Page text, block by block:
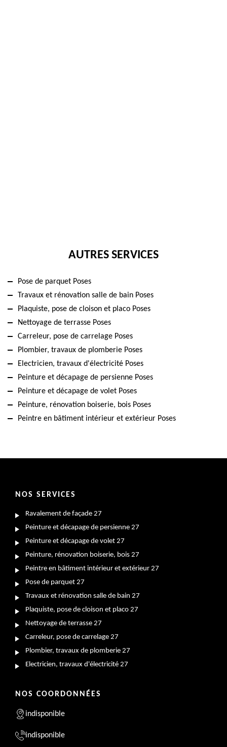
AUTRES SERVICES
Pose de parquet Poses
Travaux et rénovation salle de bain Poses
Plaquiste, pose de cloison et placo Poses
Nettoyage de terrasse Poses
Carreleur, pose de carrelage Poses
Plombier, travaux de plomberie Poses
Electricien, travaux d'électricité Poses
Peinture et décapage de persienne Poses
Peinture et décapage de volet Poses
Peinture, rénovation boiserie, bois Poses
Peintre en bâtiment intérieur et extérieur Poses
NOS SERVICES
Ravalement de façade 27
Peinture et décapage de persienne 27
Peinture et décapage de volet 27
Peinture, rénovation boiserie, bois 27
Peintre en bâtiment intérieur et extérieur 27
Pose de parquet 27
Travaux et rénovation salle de bain 27
Plaquiste, pose de cloison et placo 27
Nettoyage de terrasse 27
Carreleur, pose de carrelage 27
Plombier, travaux de plomberie 27
Electricien, travaux d'électricité 27
NOS COORDONNÉES
indisponible
indisponible